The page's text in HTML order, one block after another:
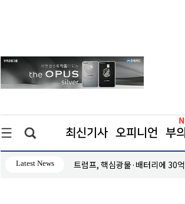
최신기사 오피니언 부
Latest News
항고’ 트럼프, 핵심광물·배터리에 30